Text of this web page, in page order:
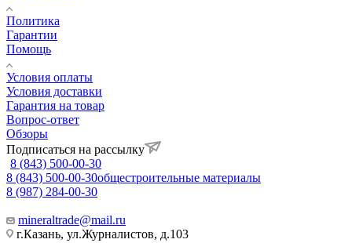
Политика
Гарантии
Помощь
Условия оплаты
Условия доставки
Гарантия на товар
Вопрос-ответ
Обзоры
Подписаться на рассылку
8 (843) 500-00-30
8 (843) 500-00-30общестроительные материалы
8 (987) 284-00-30
mineraltrade@mail.ru
г.Казань, ул.Журналистов, д.103